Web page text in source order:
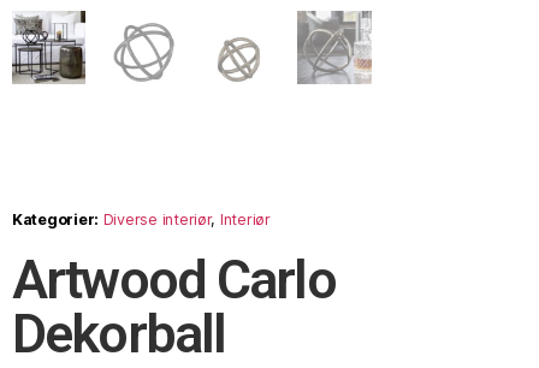
Kategorier: Diverse interiør, Interiør
Artwood Carlo
Dekorball